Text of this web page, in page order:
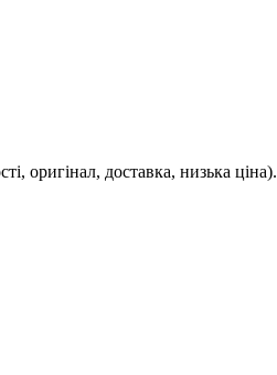
оригінал, доставка, низька ціна).